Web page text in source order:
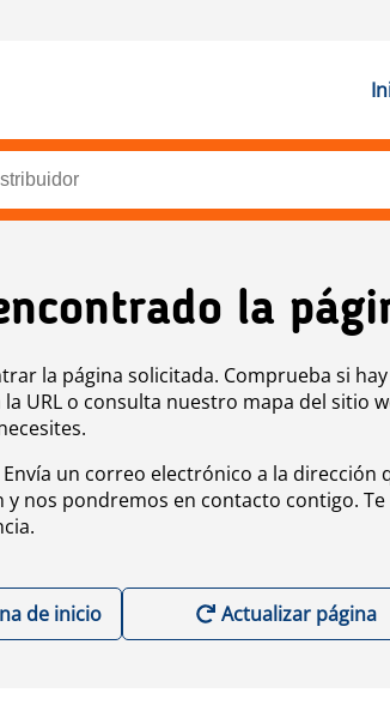
la
la página solicitada. Comprueba si hay
URL o consulta nuestro mapa del sitio
un correo electrónico a la dirección
y nos pondremos en contacto contigo. Te
de inicio Actualizar página